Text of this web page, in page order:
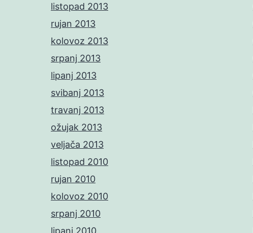
listopad 2013
rujan 2013
kolovoz 2013
srpanj 2013
lipanj 2013
svibanj 2013
travanj 2013
ožujak 2013
veljača 2013
listopad 2010
rujan 2010
kolovoz 2010
srpanj 2010
lipanj 2010